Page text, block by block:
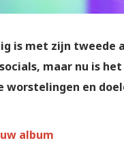
is met zijn tweede
maar nu is
en
album